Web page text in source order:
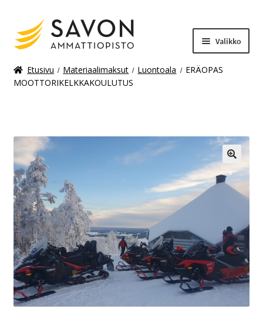
Valikko
Materiaalimaksut
Etusivu Materiaalimaksut Luontoala
ERÄOPAS
MOOTTORIKELKKAKOULUTUS
🔍